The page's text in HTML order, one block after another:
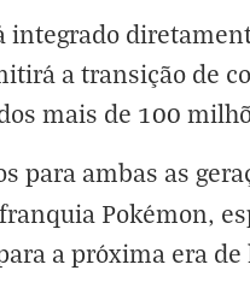
a transição de
mais de 100
para ambas as
Pokémon,
a próxima era